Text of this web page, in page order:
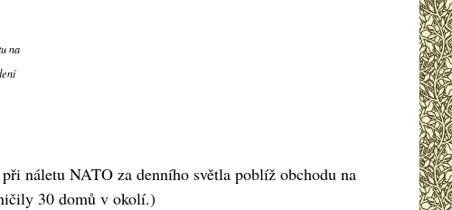
na
náletu NATO za denního světla poblíž obchodu na
30 domů v okolí.)